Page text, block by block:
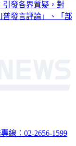
引發各界質疑，對
普發言評論」、「部
線：02-2656-1599